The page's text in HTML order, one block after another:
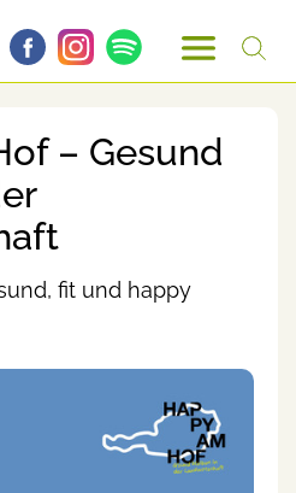
– Gesund
fit und happy